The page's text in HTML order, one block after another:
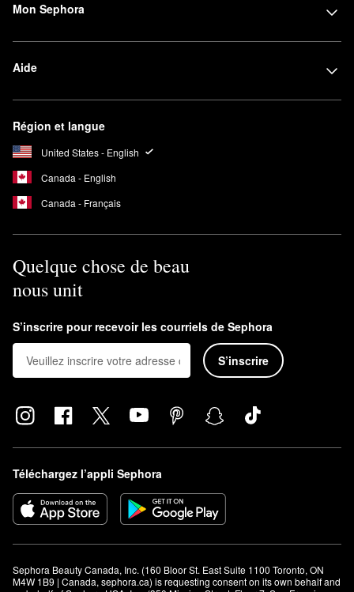
Mon Sephora
Aide
Région et langue
United States - English
Canada - English
Canada - Français
Quelque chose de beau
nous unit
S’inscrire pour recevoir les courriels de Sephora
S’inscrire
Téléchargez l’appli Sephora
Sephora Beauty Canada, Inc. (160 Bloor St. East Suite 1100 Toronto, ON
M4W 1B9 | Canada, sephora.ca) is requesting consent on its own behalf and